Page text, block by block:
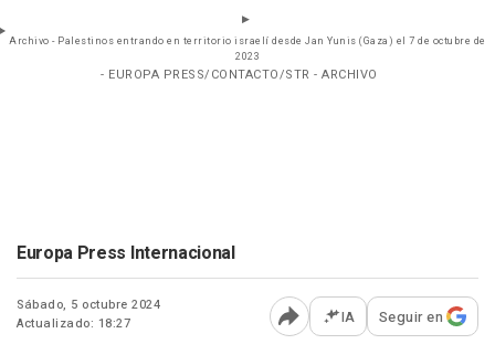
Archivo - Palestinos entrando en territorio israelí desde Jan Yunis (Gaza) el 7 de octubre de
2023
- EUROPA PRESS/CONTACTO/STR - ARCHIVO
Europa Press Internacional
Sábado, 5 octubre 2024
Actualizado: 18:27
Abrir opciones para
IA Seguir en